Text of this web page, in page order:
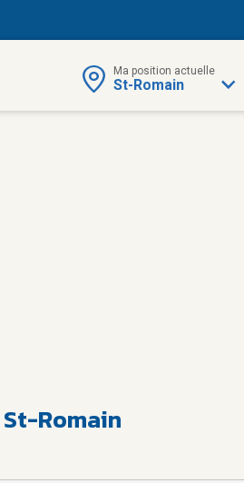
Ma position actuelle
St-Romain
Romain